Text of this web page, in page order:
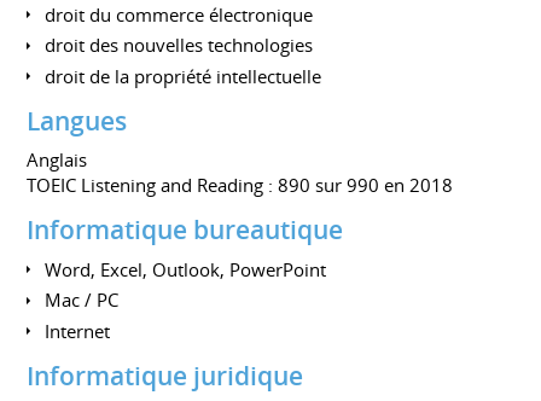
droit du commerce électronique
droit des nouvelles technologies
droit de la propriété intellectuelle
Langues
Anglais
TOEIC Listening and Reading : 890 sur 990 en 2018
Informatique bureautique
Word, Excel, Outlook, PowerPoint
Mac / PC
Internet
Informatique juridique